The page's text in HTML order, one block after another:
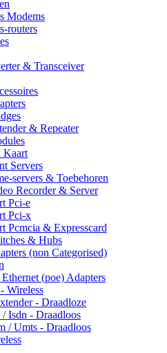
Modems
routers
& Transceiver
& Repeater
Kaart
Servers
servers & Toebehoren
Recorder & Server
Pci-e
Pci-x
Pcmcia & Expresscard
& Hubs
(non Categorised)
(poe) Adapters
Wireless
- Draadloze
Isdn - Draadloos
/ Umts - Draadloos